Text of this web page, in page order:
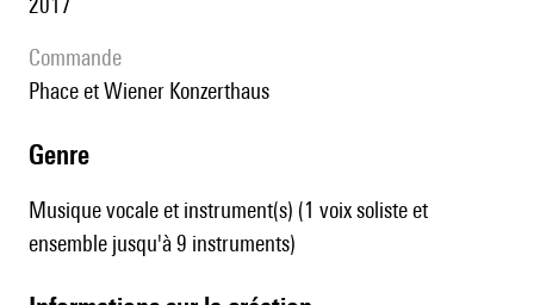
Commande
Phace et Wiener Konzerthaus
genre
Musique vocale et instrument(s) (1 voix soliste et
ensemble jusqu'à 9 instruments)